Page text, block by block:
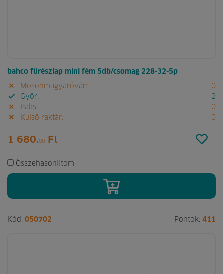
bahco fűrészlap mini fém 5db/csomag 228-32-5p
Mosonmagyaróvár:
0
Győr:
2
Paks:
0
Külső raktár:
0
1 680.00 Ft
Összehasonlítom
Kód: 050702 Pontok: 411